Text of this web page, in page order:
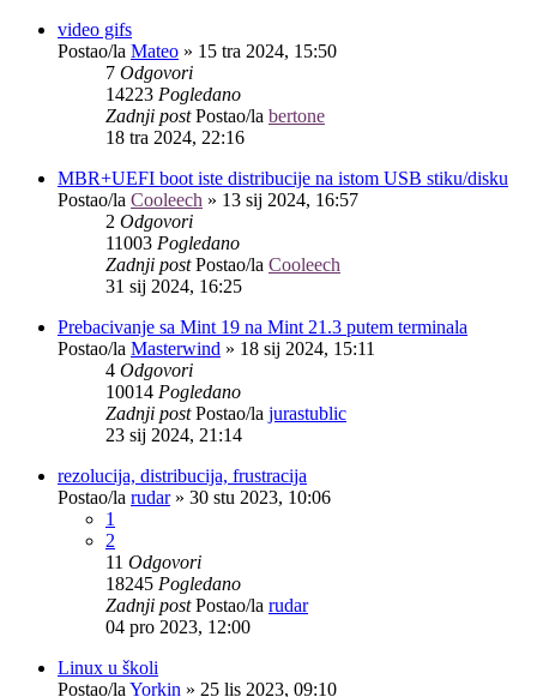
video gifs
Postao/la Mateo » 15 tra 2024, 15:50
7 Odgovori
14223 Pogledano
Zadnji postPostao/la bertone
18 tra 2024, 22:16
MBR+UEFI boot iste distribucije na istom USB stiku/disku
Postao/la Cooleech » 13 sij 2024, 16:57
2 Odgovori
11003 Pogledano
Zadnji postPostao/la Cooleech
31 sij 2024, 16:25
Prebacivanje sa Mint 19 na Mint 21.3 putem terminala
Postao/la Masterwind » 18 sij 2024, 15:11
4 Odgovori
10014 Pogledano
Zadnji postPostao/la jurastublic
23 sij 2024, 21:14
rezolucija, distribucija, frustracija
Postao/la rudar» 30 stu 2023, 10:06
1
2
11 Odgovori
18245 Pogledano
Zadnji postPostao/la rudar
04 pro 2023, 12:00
Linux u školi
Postao/la Yorkin » 25 lis 2023, 09:10